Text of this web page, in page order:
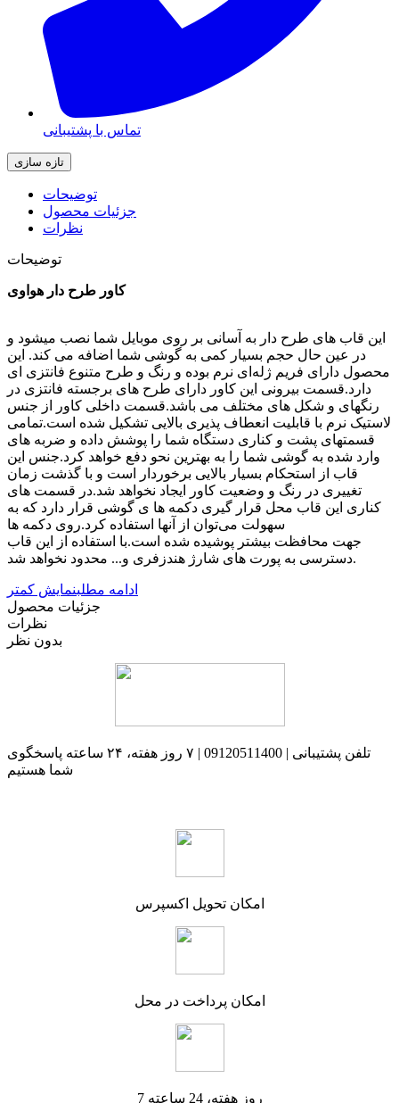
تماس با پشتیبانی
توضیحات
جزئیات محصول
نظرات
توضیحات
کاور طرح دار هواوی
این قاب های طرح دار به آسانی بر روی موبایل شما نصب میشود و
در عین حال حجم بسیار کمی به گوشی شما اضافه می کند. این
محصول دارای فریم ژله‌ای نرم بوده و رنگ و طرح متنوع فانتزی ای
دارد.قسمت بیرونی این کاور دارای طرح های برجسته فانتزی در
رنگهای و شکل های مختلف می باشد.قسمت داخلی کاور از جنس
لاستیک نرم با قابلیت انعطاف پذیری بالایی تشکیل شده است.تمامی
قسمتهای پشت و کناری دستگاه شما را پوشش داده و ضربه های
وارد شده به گوشی شما را به بهترین نحو دفع خواهد کرد.جنس این
قاب از استحکام بسیار بالایی برخوردار است و با گذشت زمان
تغییری در رنگ و وضعیت کاور ایجاد نخواهد شد.در قسمت های
کناری این قاب محل قرار گیری دکمه ها ی گوشی قرار دارد که به
سهولت می‌توان از آنها استفاده کرد.روی دکمه ها
جهت محافظت بیشتر پوشیده شده است.با استفاده از این قاب
دسترسی به پورت های شارژ هندزفری و... محدود نخواهد شد.
ادامه مطلبنمایش کمتر
جزئیات محصول
نظرات
بدون نظر
تلفن پشتیبانی | 09120511400 | ۷ روز هفته، ۲۴ ساعته پاسخگوی
شما هستیم
امکان تحویل اکسپرس
امکان پرداخت در محل
7 روز هفته، 24 ساعته